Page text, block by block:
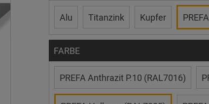
Alu Titanzink Kupfer
FARBE
PREFA Anthrazit P.10 (RAL7016)